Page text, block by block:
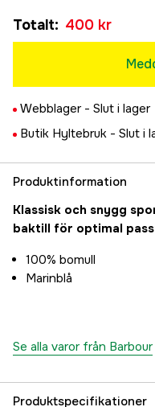
Totalt: 400 kr
Webblager - Slut i lager
Butik Hyltebruk - Slut i
Produktinformation
Klassisk och snygg
baktill för optimal
100% bomull
Marinblå
Se alla varor från Barbour
Produktspecifikationer